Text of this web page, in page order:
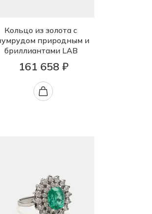
Кольцо из золота с
природным и
бриллиантами LAB
161 658 ₽